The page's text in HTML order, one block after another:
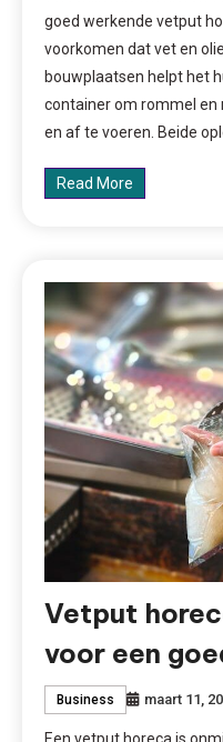
goed werkende vetput
voorkomen dat vet en
bouwplaatsen helpt het
container om rommel
en af te voeren. Beide
Read More
Vetput
voor een
Business maart 11,
Een vetput horeca is